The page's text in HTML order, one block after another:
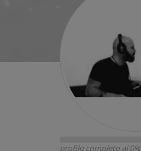
profilo completo al 0%